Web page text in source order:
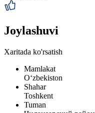
Joylashuvi
Xaritada ko'rsatish
Mamlakat
Oʻzbekiston
Shahar
Toshkent
Tuman